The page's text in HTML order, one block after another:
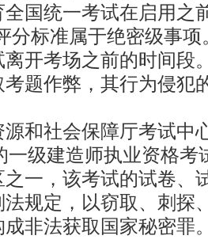
国统一考试在启用之
分标准属于绝密级事项
开考场之前的时间段
题作弊，其行为侵犯
社会保障厅考试中
一级建造师执业资格考
一，该考试的试卷、
规定，以窃取、刺探
非法获取国家秘密罪